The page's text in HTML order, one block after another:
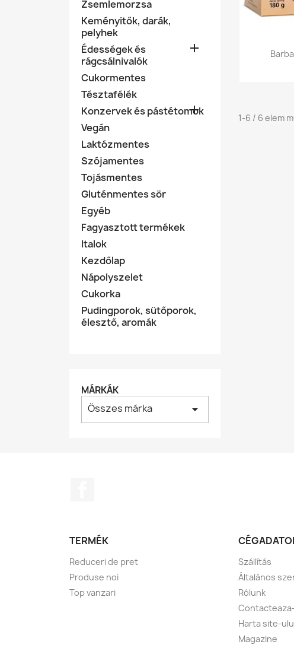
Zsemlemorzsa
Keményitők, darák,
pelyhek
Édességek és
rágcsálnivalók

Cukormentes
Tésztafélék
Konzervek és pástétomok

Vegán
Laktózmentes
Szójamentes
Tojásmentes
Gluténmentes sör
Egyéb
Fagyasztott termékek
Italok
Kezdőlap
Nápolyszelet
Cukorka
Pudingporok, sütőporok,
élesztő, aromák
MÁRKÁK
Összes márka arrow_drop_down
1-6 / 6 elem
TERMÉK
Reduceri de pret
Produse noi
Top vanzari
Szállítás
Általános
Rólunk
Harta site-
Magazine